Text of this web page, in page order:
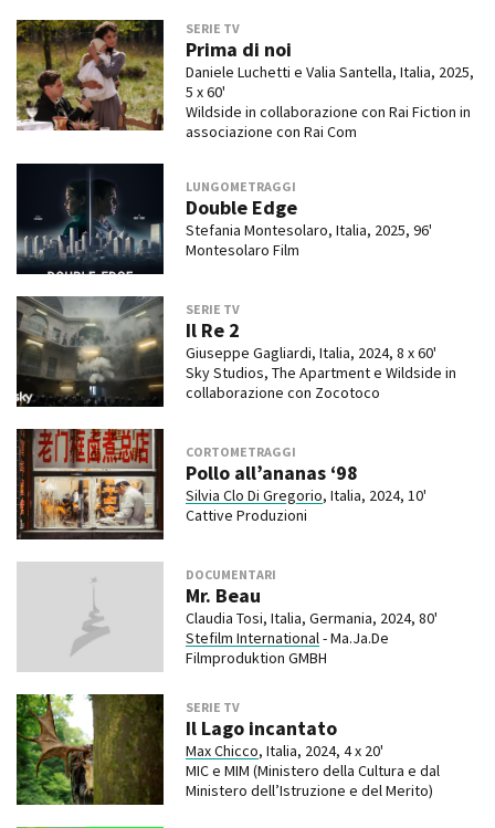
SERIE TV
Prima di noi
Daniele Luchetti e Valia Santella, Italia, 2025,
5 x 60'
Wildside in collaborazione con Rai Fiction in
associazione con Rai Com
LUNGOMETRAGGI
Double Edge
Stefania Montesolaro, Italia, 2025, 96'
Montesolaro Film
SERIE TV
Il Re 2
Giuseppe Gagliardi, Italia, 2024, 8 x 60'
Sky Studios, The Apartment e Wildside in
collaborazione con Zocotoco
CORTOMETRAGGI
Pollo all’ananas ‘98
Silvia Clo Di Gregorio, Italia, 2024, 10'
Cattive Produzioni
DOCUMENTARI
Mr. Beau
Claudia Tosi, Italia, Germania, 2024, 80'
Stefilm International- Ma.Ja.De
Filmproduktion GMBH
SERIE TV
Il Lago incantato
Max Chicco, Italia, 2024, 4 x 20'
MIC e MIM (Ministero della Cultura e dal
Ministero dell’Istruzione e del Merito)